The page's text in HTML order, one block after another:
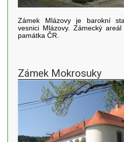
Zámek Mlázovy je barokní
vesnici Mlázovy. Zámecký
památka ČR.
Zámek Mokrosuky